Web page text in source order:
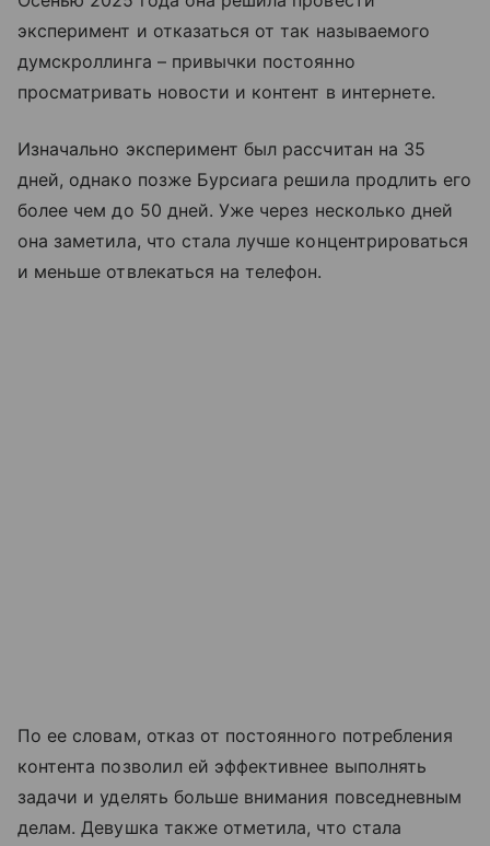
эксперимент и отказаться от так называемого
думскроллинга – привычки постоянно
просматривать новости и контент в интернете.
Изначально эксперимент был рассчитан на 35
дней, однако позже Бурсиага решила продлить его
более чем до 50 дней. Уже через несколько дней
она заметила, что стала лучше концентрироваться
и меньше отвлекаться на телефон.
По ее словам, отказ от постоянного потребления
контента позволил ей эффективнее выполнять
задачи и уделять больше внимания повседневным
делам. Девушка также отметила, что стала